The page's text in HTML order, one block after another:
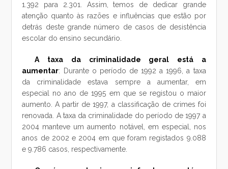
1.392 para 2.301. Assim, temos de dedicar grande
atenção quanto às razões e influências que estão por
detrás deste grande número de casos de desistência
escolar do ensino secundário.
A taxa da criminalidade geral está a
aumentar: Durante o período de 1992 a 1996, a taxa
da criminalidade estava sempre a aumentar, em
especial no ano de 1995 em que se registou o maior
aumento. A partir de 1997, a classificação de crimes foi
renovada. A taxa da criminalidade do período de 1997 a
2004 manteve um aumento notável, em especial, nos
anos de 2002 e 2004 em que foram registados 9.088
e 9.786 casos, respectivamente.